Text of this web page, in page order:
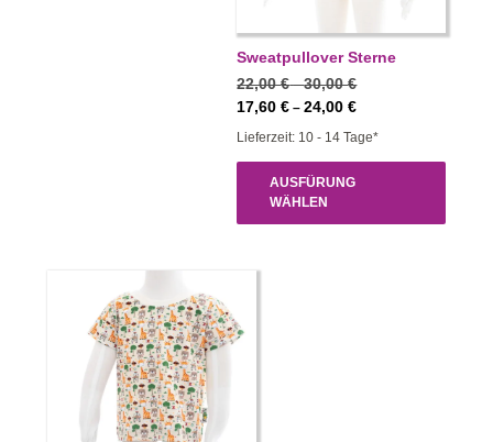
Sweatpullover Sterne
22,00€ –30,00€Preisspanne:
22,00 €
30,00 €
17,60€ –24,00€Preisspanne:
bis
24,00 €
Lieferzeit: 10 - 14 Tage*
AUSFÜRUNG
WÄHLEN